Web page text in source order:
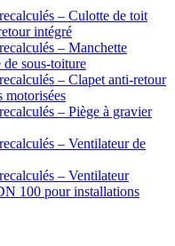
– Culotte de toit
intégré
– Manchette
de sous-toiture
– Clapet anti-retour
motorisées
– Piège à gravier
– Ventilateur de
– Ventilateur
100 pour installations